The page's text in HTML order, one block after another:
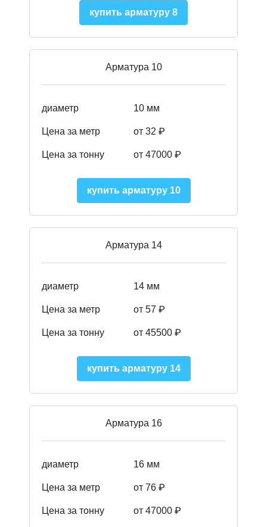
купить арматуру 8
Арматура 10
диаметр 10 мм
Цена за метр от 32 ₽
Цена за тонну от 47000 ₽
купить арматуру 10
Арматура 14
диаметр 14 мм
Цена за метр от 57 ₽
Цена за тонну от 45500 ₽
купить арматуру 14
Арматура 16
диаметр 16 мм
Цена за метр от 76 ₽
Цена за тонну от 47000 ₽